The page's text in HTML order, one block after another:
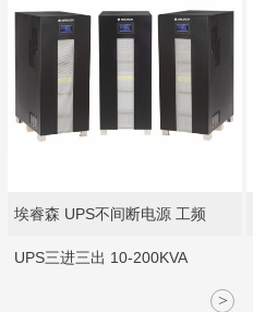
埃睿森 UPS不间断电源 工频
UPS三进三出 10-200KVA
>